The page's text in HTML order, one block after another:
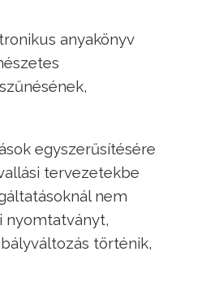
anyakönyv
egyszerűsítésére
tervezetekbe
nem
nyomtatványt,
történik,